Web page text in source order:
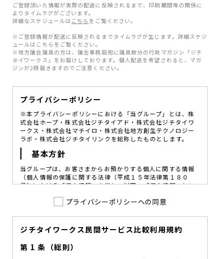
ご登録頂いた情報が実際の配送に反映されるまで、印刷期間等の関係に
よりタイムラグがございます。
詳細なスケジュールは こちら をご覧ください。
※ご登録情報が配送に反映されるまでタイムラグが生じます。詳細スケジ
ュールはこちらをご覧ください。
※地方議会議員の方は、議会事務局宛に議員数分の行政マガジン「ジチ
タイワークス」をお届けしております。個人配送を希望されると、マガ
ジンが2冊届きますのでご注意ください。
プライバシーポリシー
※本プライバシーポリシーにおける「当グループ」とは、株
式会社ホープ・株式会社ジチタイアド・株式会社ジチタイワ
ークス・株式会社マチイロ・株式会社地方創生テクノロジー
ラボ・株式会社ジチタイリンクを総称したものとします。
基本方針
当グループは、お客さまからお預かりする個人に関する情報
（個人情報の保護に関する法律〔平成１５年法律第１８０
号〕における「個人情報」を指し、以下、「個人情報」とい
図ることが、重要な社会的責務であると考えております。
を定め、役員及び従業員に個人情報保護の重要性の認識と取
組みを徹底させることによって、個人情報の適切な取り扱い
に努めてまいります。
プライバシーポリシーへの同意
ジチタイワークス民間サービス比較利用規約
第 1 条（総則）